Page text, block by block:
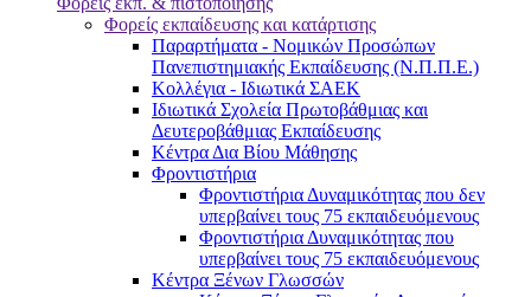
Φορείς εκπαίδευσης και κατάρτισης
Παραρτήματα - Νομικών Προσώπων
Πανεπιστημιακής Εκπαίδευσης (Ν.Π.Π.Ε.)
Κολλέγια - Ιδιωτικά ΣΑΕΚ
Ιδιωτικά Σχολεία Πρωτοβάθμιας και
Δευτεροβάθμιας Εκπαίδευσης
Κέντρα Δια Βίου Μάθησης
Φροντιστήρια
Φροντιστήρια Δυναμικότητας που δεν
υπερβαίνει τους 75 εκπαιδευόμενους
Φροντιστήρια Δυναμικότητας που
υπερβαίνει τους 75 εκπαιδευόμενους
Κέντρα Ξένων Γλωσσών